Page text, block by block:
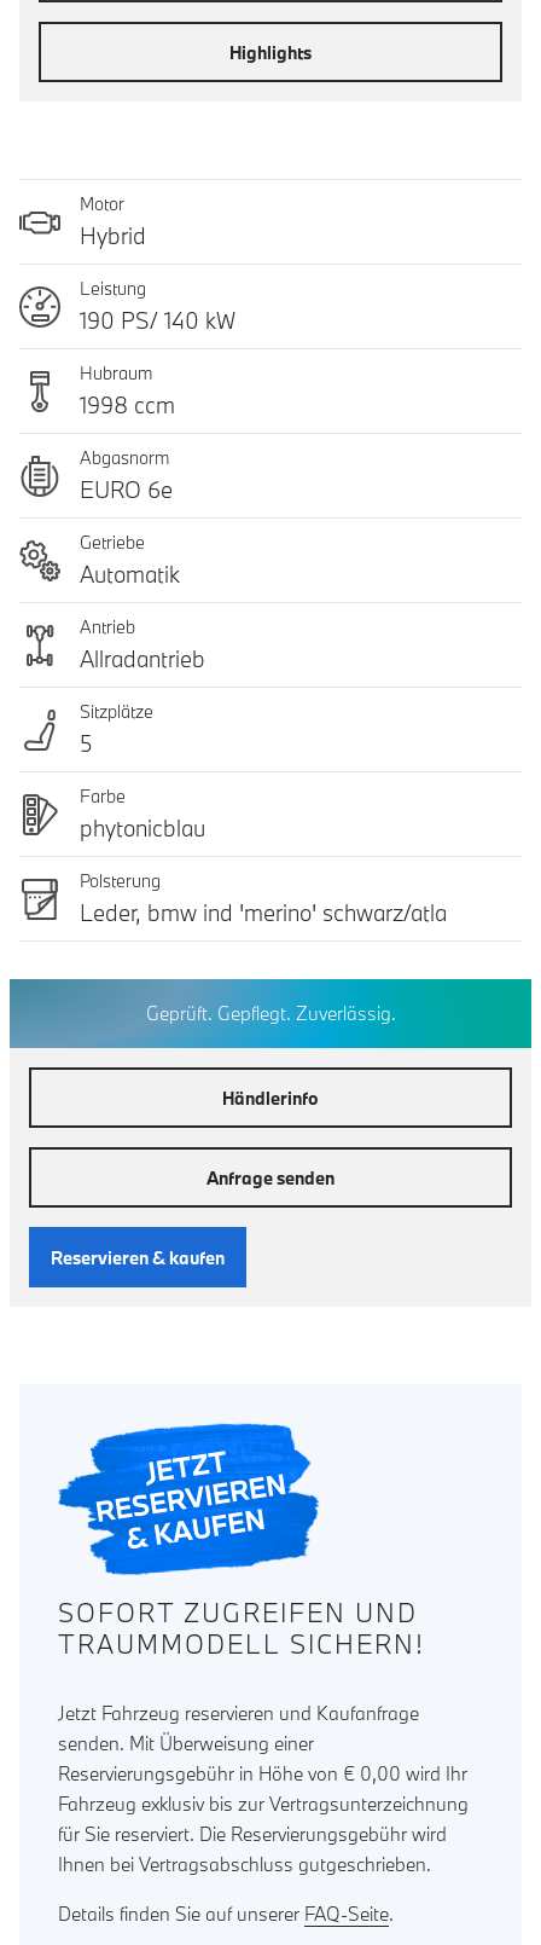
Highlights
Motor
Hybrid
Leistung
190 PS/ 140 kW
Hubraum
1998 ccm
Abgasnorm
EURO 6e
Getriebe
Automatik
Antrieb
Allradantrieb
Sitzplätze
5
Farbe
phytonicblau
Polsterung
Leder, bmw ind 'merino' schwarz/atla
Geprüft. Gepflegt. Zuverlässig.
Händlerinfo
Anfrage senden
Reservieren & kaufen
SOFORT ZUGREIFEN UND
TRAUMMODELL SICHERN!
Jetzt Fahrzeug reservieren und Kaufanfrage
senden. Mit Überweisung einer
Reservierungsgebühr in Höhe von € 0,00 wird Ihr
Fahrzeug exklusiv bis zur Vertragsunterzeichnung
für Sie reserviert. Die Reservierungsgebühr wird
Ihnen bei Vertragsabschluss gutgeschrieben.
Details finden Sie auf unserer FAQ-Seite.